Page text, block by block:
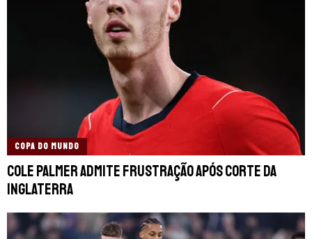
COPA DO MUNDO
Cole Palmer admite frustração após corte da
Inglaterra